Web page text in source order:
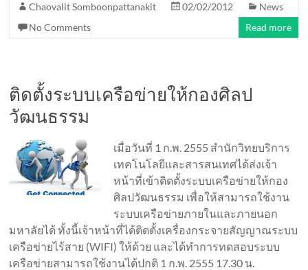
Chaovalit Somboonpattanakit 02/02/2012
News
No Comments
Read more
ติดตั้งระบบเครือข่ายให้กองศิลป
วัฒนธรรม
เมื่อวันที่ 1 ก.พ. 2555 สำนักวิทยบริการ
เทคโนโลยีและสารสนเทศได้ส่งเจ้า
หน้าที่เข้าติดตั้งระบบเครือข่ายให้กอง
ศิลปวัฒนธรรม เพื่อให้สามารถใช้งาน
ระบบเครือข่ายภายในและภายนอก
มหาลัยได้ ทั้งนี้เจ้าหน้าที่ได้ติดตั้งเครื่องกระจายสัญญาณระบบ
เครือข่ายไร้สาย (WIFI) ให้ด้วย และได้ทำการทดสอบระบบ
เครือข่ายสามารถใช้งานได้ปกติ 1 ก.พ. 2555 17.30 น.